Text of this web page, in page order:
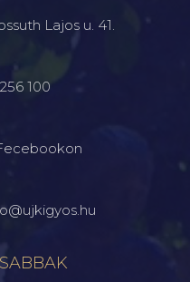
Lajos u. 41.
100